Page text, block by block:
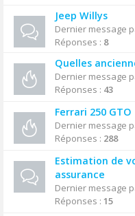
Jeep Willys
Dernier message
Réponses : 8
Quelles
Dernier message
Réponses : 43
Ferrari 250 GTO
Dernier message
Réponses : 288
Estimation de
assurance
Dernier message
Réponses : 15